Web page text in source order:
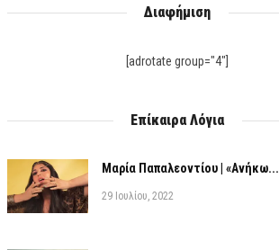
Διαφήμιση
[adrotate group="4"]
Επίκαιρα Λόγια
Μαρία Παπαλεοντίου | «Ανήκω...
29 Ιουλίου, 2022